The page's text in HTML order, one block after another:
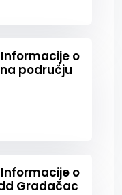
o
području
o
Gradačac